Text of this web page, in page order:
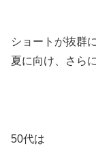
ショートが抜群
夏に向け、さら
50代は